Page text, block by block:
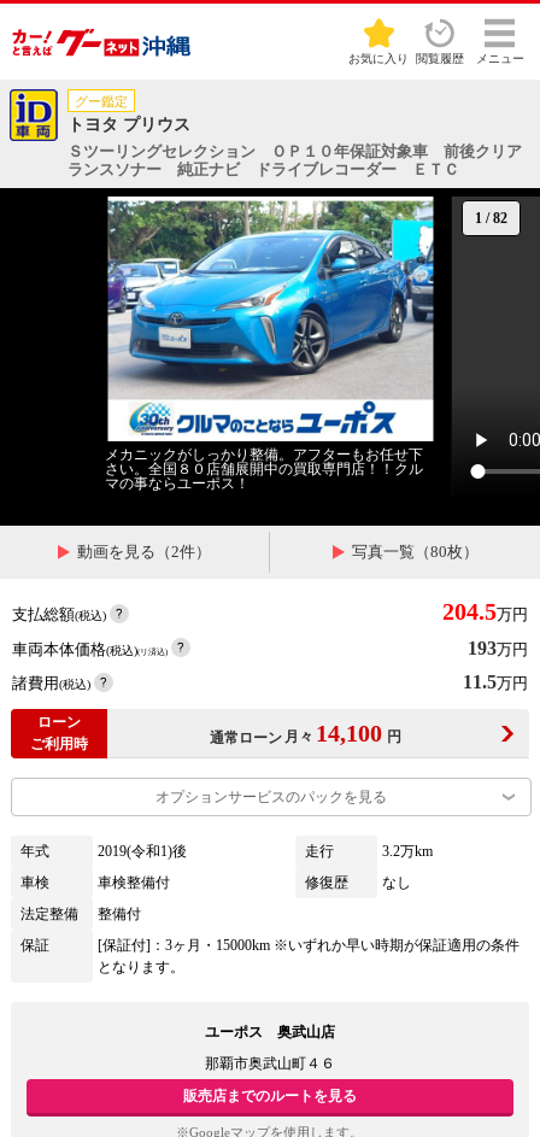
お気に入り 閲覧履歴 メニュー
グー鑑定
トヨタ プリウス
Ｓツーリングセレクション ＯＰ１０年保証対象車 前後クリア
ランスソナー 純正ナビ ドライブレコーダー ＥＴＣ
1 /82
メカニックがしっかり整備。アフターもお任せ下
さい。全国８０店舗展開中の買取専門店！！クル
マの事ならユーポス！
動画を見る（2件） 写真一覧（80枚）
支払総額(税込) 204.5万円
車両本体価格(税込)(リ済込) 193万円
諸費用(税込) 11.5万円
ローン
ご利用時
通常ローン 月々 14,100 円
オプションサービスのパックを見る
年式 2019(令和1)後 走行
3.2万km
車検
車検整備付 修復歴
なし
法定整備
整備付
保証
[保証付]：3ヶ月・15000km ※いずれか早い時期が保証適用の条件
となります。
ユーポス 奥武山店
那覇市奥武山町４６
販売店までのルートを見る
※Googleマップを使用します。